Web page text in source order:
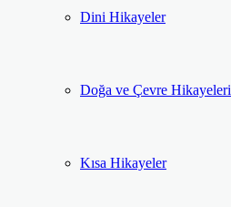
Dini Hikayeler
Doğa ve Çevre Hikayeleri
Kısa Hikayeler